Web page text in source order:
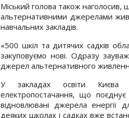
Міський голова також наголосив,
альтернативними джерелами
навчальних закладів.
«500 шкіл та дитячих садків
закуповуємо нові. Одразу
джерел альтернативного
У закладах освіти Києва
електропостачання, що
відновлювані джерела енергії
деяких школах і садках вже